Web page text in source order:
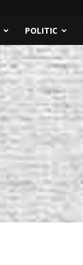
POLITIC